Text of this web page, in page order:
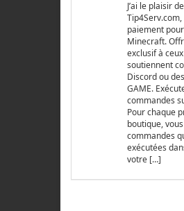
J’ai le plaisir
paiement
Minecraft.
exclusif à
soutiennent
Discord ou
GAME.
commandes
Pour chaque
boutique,
commandes
exécutées
votre […]